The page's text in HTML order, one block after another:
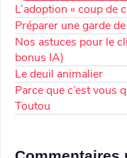
L’adoption « coup de
Préparer une garde
Nos astuces pour le
bonus IA)
Le deuil animalier
Parce que c’est vous
Toutou